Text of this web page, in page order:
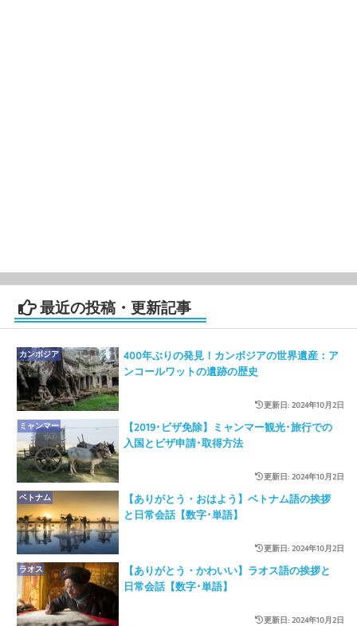
最近の投稿・更新記事
400年ぶりの発見！カンボジアの世界遺産：ア
ンコールワットの遺跡の歴史
カンボジア
更新日: 2024年10月2日
【2019･ビザ免除】ミャンマー観光･旅行での
入国とビザ申請･取得方法
ミャンマー
更新日: 2024年10月2日
【ありがとう・おはよう】ベトナム語の挨拶
と日常会話【数字･単語】
ベトナム
更新日: 2024年10月2日
【ありがとう・かわいい】ラオス語の挨拶と
日常会話【数字･単語】
ラオス
更新日: 2024年10月2日